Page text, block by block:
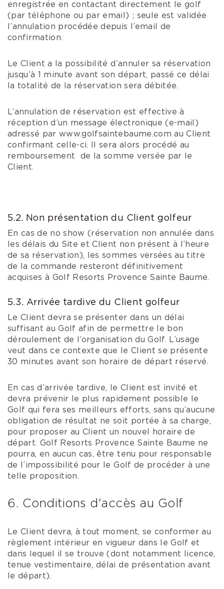
enregistrée en contactant directement le golf
(par téléphone ou par email) ; seule est validée
l’annulation procédée depuis l’email de
confirmation.
Le Client a la possibilité d’annuler sa réservation
jusqu’à 1 minute avant son départ, passé ce délai
la totalité de la réservation sera débitée.
L’annulation de réservation est effective à
réception d’un message électronique (e-mail)
adressé par www.golfsaintebaume.com au Client
confirmant celle-ci. Il sera alors procédé au
remboursement de la somme versée par le
Client.
5.2. Non présentation du Client golfeur
En cas de no show (réservation non annulée dans
les délais du Site et Client non présent à l’heure
de sa réservation), les sommes versées au titre
de la commande resteront définitivement
acquises à Golf Resorts Provence Sainte Baume.
5.3. Arrivée tardive du Client golfeur
Le Client devra se présenter dans un délai
suffisant au Golf afin de permettre le bon
déroulement de l’organisation du Golf. L’usage
veut dans ce contexte que le Client se présente
30 minutes avant son horaire de départ réservé.
En cas d’arrivée tardive, le Client est invité et
devra prévenir le plus rapidement possible le
Golf qui fera ses meilleurs efforts, sans qu’aucune
obligation de résultat ne soit portée à sa charge,
pour proposer au Client un nouvel horaire de
départ. Golf Resorts Provence Sainte Baume ne
pourra, en aucun cas, être tenu pour responsable
de l’impossibilité pour le Golf de procéder à une
telle proposition.
6. Conditions d'accès au Golf
Le Client devra, à tout moment, se conformer au
règlement intérieur en vigueur dans le Golf et
dans lequel il se trouve (dont notamment licence,
tenue vestimentaire, délai de présentation avant
le départ).